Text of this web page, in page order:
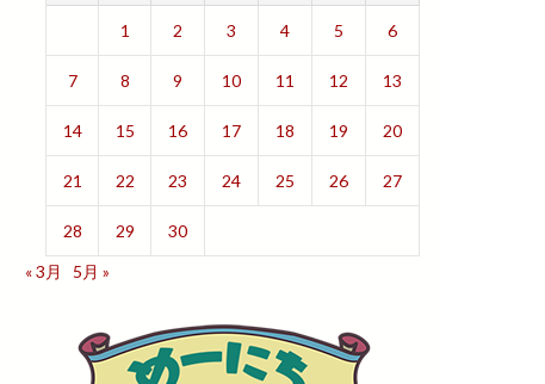
1 2 3 4 5 6
7 8 9 10 11 12 13
14 15 16 17 18 19 20
21 22 23 24 25 26 27
28 29
30
« 3月
5月 »